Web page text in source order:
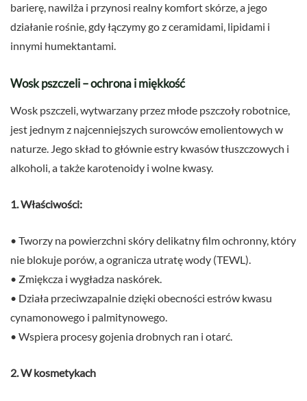
barierę, nawilża i przynosi realny komfort skórze, a jego
działanie rośnie, gdy łączymy go z ceramidami, lipidami i
innymi humektantami.
Wosk pszczeli – ochrona i miękkość
Wosk pszczeli, wytwarzany przez młode pszczoły robotnice,
jest jednym z najcenniejszych surowców emolientowych w
naturze. Jego skład to głównie estry kwasów tłuszczowych i
alkoholi, a także karotenoidy i wolne kwasy.
1. Właściwości:
• Tworzy na powierzchni skóry delikatny film ochronny, który
nie blokuje porów, a ogranicza utratę wody (TEWL).
• Zmiękcza i wygładza naskórek.
• Działa przeciwzapalnie dzięki obecności estrów kwasu
cynamonowego i palmitynowego.
• Wspiera procesy gojenia drobnych ran i otarć.
2. W kosmetykach